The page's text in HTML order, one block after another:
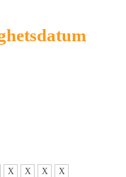
X X X
X